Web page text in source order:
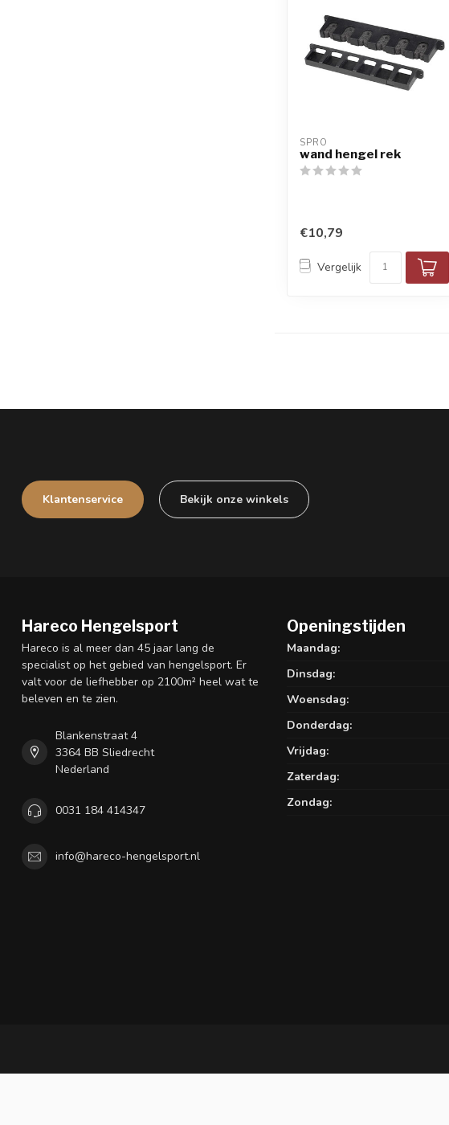
SPRO
wand hengel rek
€10,79
Vergelijk
Klantenservice Bekijk onze winkels
Hareco Hengelsport
Hareco is al meer dan 45 jaar lang de
specialist op het gebied van hengelsport. Er
valt voor de liefhebber op 2100m² heel wat te
beleven en te zien.
Blankenstraat 4
3364 BB Sliedrecht
Nederland
0031 184 414347
info@hareco-hengelsport.nl
Openingstijden
Maandag:
Dinsdag:
Woensdag:
Donderdag:
Vrijdag:
Zaterdag:
Zondag: